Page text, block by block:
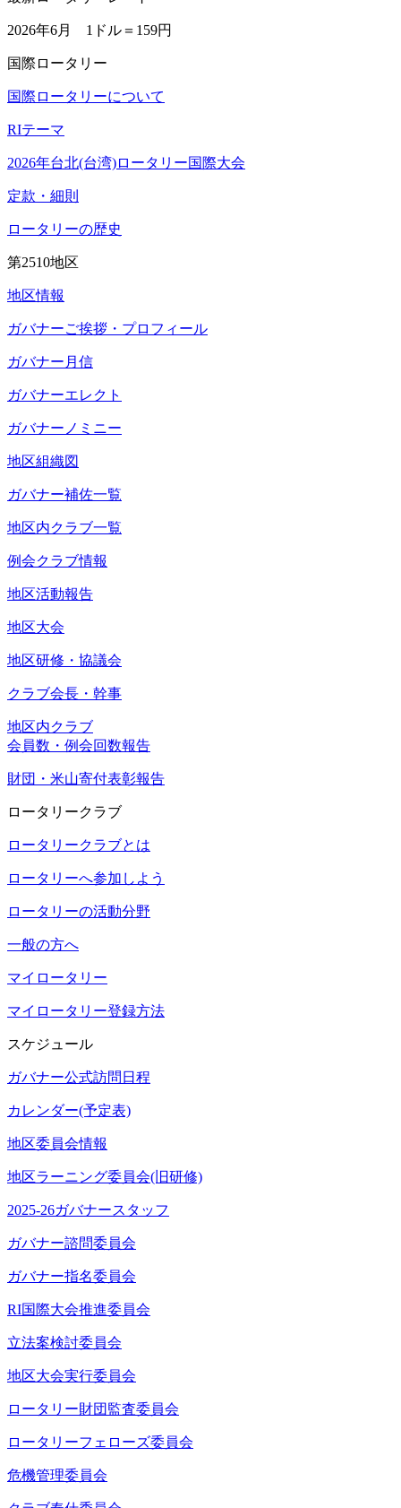
2026年6月 1ドル＝ 159円
国際ロータリー
国際ロータリーについて
RIテーマ
2026年台北(台湾)ロータリー国際大会
定款・細則
ロータリーの歴史
第2510地区
地区情報
ガバナーご挨拶・プロフィール
ガバナー月信
ガバナーエレクト
ガバナーノミニー
地区組織図
ガバナー補佐一覧
地区内クラブ一覧
例会クラブ情報
地区活動報告
地区大会
地区研修・協議会
クラブ会長・幹事
地区内クラブ
会員数・例会回数報告
財団・米山寄付表彰報告
ロータリークラブ
ロータリークラブとは
ロータリーへ参加しよう
ロータリーの活動分野
一般の方へ
マイロータリー
マイロータリー登録方法
スケジュール
ガバナー公式訪問日程
カレンダー(予定表)
地区委員会情報
地区ラーニング委員会(旧研修)
2025-26ガバナースタッフ
ガバナー諮問委員会
ガバナー指名委員会
RI国際大会推進委員会
立法案検討委員会
地区大会実行委員会
ロータリー財団監査委員会
ロータリーフェローズ委員会
危機管理委員会